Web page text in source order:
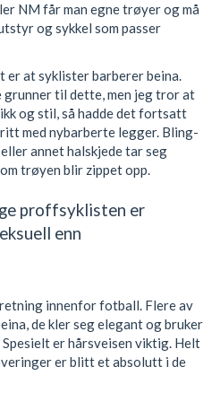
NM får man egne trøyer og må
og sykkel som passer
er at syklister barberer beina.
til dette, men jeg tror at
og stil, så hadde det fortsatt
med nybarberte legger. Bling-
annet halskjede tar seg
trøyen blir zippet opp.
proffsyklisten er
enn
innenfor fotball. Flere av
de kler seg elegant og bruker
er hårsveisen viktig. Helt
er blitt et absolutt i de